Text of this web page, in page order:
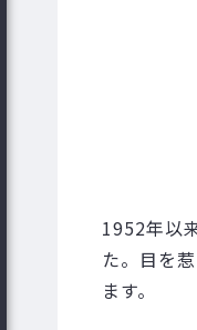
1952年以
た。目を
ます。